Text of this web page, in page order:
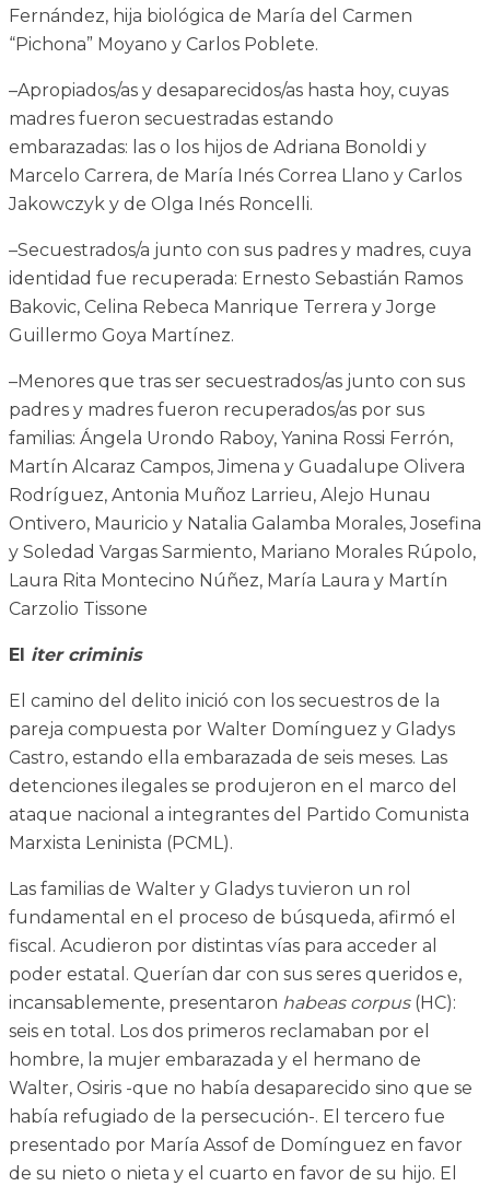
Fernández, hija biológica de María del Carmen
“Pichona” Moyano y Carlos Poblete.
–Apropiados/as y desaparecidos/as hasta hoy, cuyas
madres fueron secuestradas estando
embarazadas: las o los hijos de Adriana Bonoldi y
Marcelo Carrera, de María Inés Correa Llano y Carlos
Jakowczyk y de Olga Inés Roncelli.
–Secuestrados/a junto con sus padres y madres, cuya
identidad fue recuperada: Ernesto Sebastián Ramos
Bakovic, Celina Rebeca Manrique Terrera y Jorge
Guillermo Goya Martínez.
–Menores que tras ser secuestrados/as junto con sus
padres y madres fueron recuperados/as por sus
familias: Ángela Urondo Raboy, Yanina Rossi Ferrón,
Martín Alcaraz Campos, Jimena y Guadalupe Olivera
Rodríguez, Antonia Muñoz Larrieu, Alejo Hunau
Ontivero, Mauricio y Natalia Galamba Morales, Josefina
y Soledad Vargas Sarmiento, Mariano Morales Rúpolo,
Laura Rita Montecino Núñez, María Laura y Martín
Carzolio Tissone
El iter criminis
El camino del delito inició con los secuestros de la
pareja compuesta por Walter Domínguez y Gladys
Castro, estando ella embarazada de seis meses. Las
detenciones ilegales se produjeron en el marco del
ataque nacional a integrantes del Partido Comunista
Marxista Leninista (PCML).
Las familias de Walter y Gladys tuvieron un rol
fundamental en el proceso de búsqueda, afirmó el
fiscal. Acudieron por distintas vías para acceder al
poder estatal. Querían dar con sus seres queridos e,
incansablemente, presentaron habeas corpus (HC):
seis en total. Los dos primeros reclamaban por el
hombre, la mujer embarazada y el hermano de
Walter, Osiris -que no había desaparecido sino que se
había refugiado de la persecución-. El tercero fue
presentado por María Assof de Domínguez en favor
de su nieto o nieta y el cuarto en favor de su hijo. El